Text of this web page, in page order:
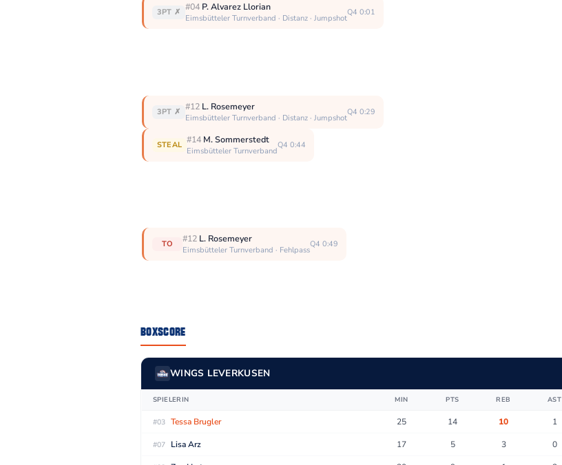
3PT ✗ #04 P. Alvarez Llorian
Eimsbütteler Turnverband · Distanz · Jumpshot
Q4 0:01
3PT ✗ #12 L. Rosemeyer
Eimsbütteler Turnverband · Distanz · Jumpshot
Q4 0:29
STEAL #14 M. Sommerstedt
Eimsbütteler Turnverband
Q4 0:44
TO #12 L. Rosemeyer
Eimsbütteler Turnverband · Fehlpass
Q4 0:49
TO #04
Eimsbütteler Turnverband · Aus
#14
Eimsbütteler Turnverband
FT ✓ #14
Eimsbütteler Turnverband
BOXSCORE
WINGS LEVERKUSEN
SPIELERIN MIN PTS REB AST
#03 Tessa Brugler 25 14 10 1
#07 Lisa Arz 17 5 3 0